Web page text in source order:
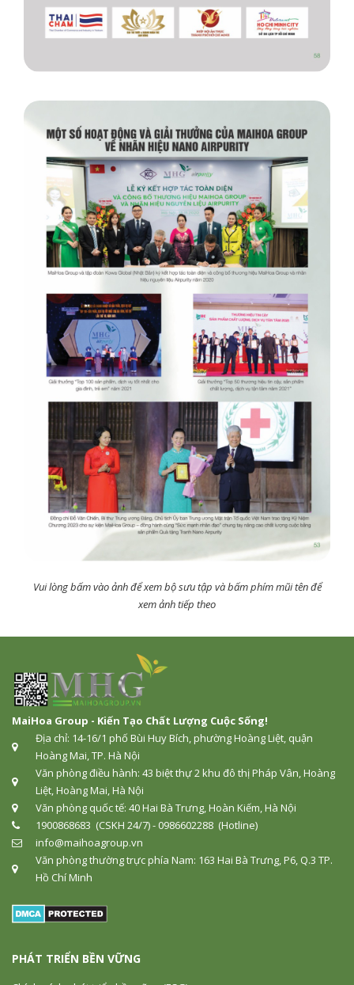
Vui lòng bấm vào ảnh để xem bộ sưu tập và bấm phím mũi tên để
xem ảnh tiếp theo
MaiHoa Group - Kiến Tạo Chất Lượng Cuộc Sống!
Địa chỉ: 14-16/1 phố Bùi Huy Bích, phường Hoàng Liệt, quận
Hoàng Mai, TP. Hà Nội
Văn phòng điều hành: 43 biệt thự 2 khu đô thị Pháp Vân, Hoàng
Liệt, Hoàng Mai, Hà Nội
Văn phòng quốc tế: 40 Hai Bà Trưng, Hoàn Kiếm, Hà Nội
1900868683 (CSKH 24/7) - 0986602288 (Hotline)
info@maihoagroup.vn
Văn phòng thường trực phía Nam: 163 Hai Bà Trưng, P6, Q.3 TP.
Hồ Chí Minh
PHÁT TRIỂN BỀN VỮNG